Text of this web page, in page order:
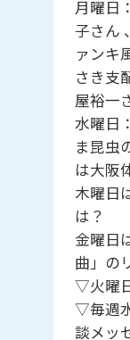
月曜日
子さん
ァンキ
さき支
屋裕一
水曜日
ま昆虫
は大阪
木曜日
は？
金曜日
曲」の
▽火曜
▽毎週
談メッ